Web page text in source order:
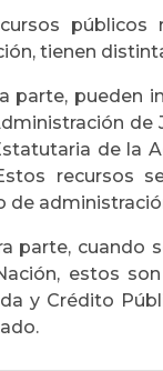
tienen
parte, pueden
de
de la
recursos
de
parte, cuando
estos
y Crédito